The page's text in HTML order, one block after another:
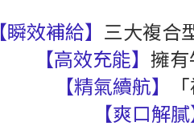
【瞬效補給】 三大複合
【高效充能】 擁
【精氣續航】
【爽口解膩